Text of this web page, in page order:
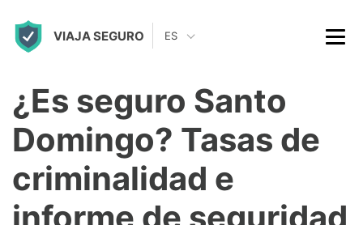
VIAJA SEGURO ES
¿Es seguro Santo
Domingo? Tasas de
criminalidad e